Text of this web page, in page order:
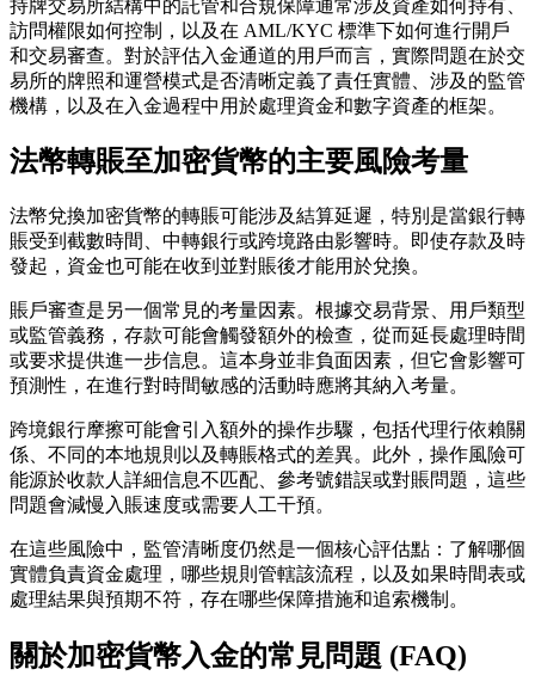
持牌交易所結構中的託管和合規保障通常涉及資產如何持有、
訪問權限如何控制，以及在 AML/KYC 標準下如何進行開戶
和交易審查。對於評估入金通道的用戶而言，實際問題在於交
易所的牌照和運營模式是否清晰定義了責任實體、涉及的監管
機構，以及在入金過程中用於處理資金和數字資產的框架。
法幣轉賬至加密貨幣的主要風險考量
法幣兌換加密貨幣的轉賬可能涉及結算延遲，特別是當銀行轉
賬受到截數時間、中轉銀行或跨境路由影響時。即使存款及時
發起，資金也可能在收到並對賬後才能用於兌換。
賬戶審查是另一個常見的考量因素。根據交易背景、用戶類型
或監管義務，存款可能會觸發額外的檢查，從而延長處理時間
或要求提供進一步信息。這本身並非負面因素，但它會影響可
預測性，在進行對時間敏感的活動時應將其納入考量。
跨境銀行摩擦可能會引入額外的操作步驟，包括代理行依賴關
係、不同的本地規則以及轉賬格式的差異。此外，操作風險可
能源於收款人詳細信息不匹配、參考號錯誤或對賬問題，這些
問題會減慢入賬速度或需要人工干預。
在這些風險中，監管清晰度仍然是一個核心評估點：了解哪個
實體負責資金處理，哪些規則管轄該流程，以及如果時間表或
處理結果與預期不符，存在哪些保障措施和追索機制。
關於加密貨幣入金的常見問題 (FAQ)